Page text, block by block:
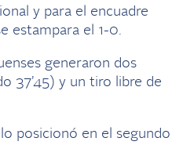
y para el encuadre
estampara el 1-0.
generaron dos
37’45) y un tiro libre de
posicionó en el segundo